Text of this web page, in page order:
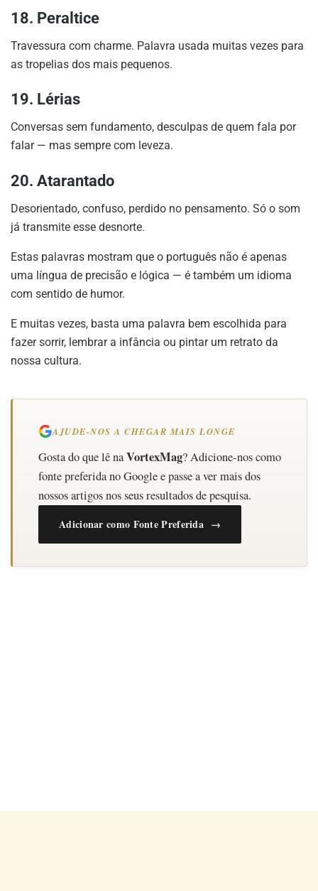
18. Peraltice
Travessura com charme. Palavra usada muitas vezes para
as tropelias dos mais pequenos.
19. Lérias
Conversas sem fundamento, desculpas de quem fala por
falar — mas sempre com leveza.
20. Atarantado
Desorientado, confuso, perdido no pensamento. Só o som
já transmite esse desnorte.
Estas palavras mostram que o português não é apenas
uma língua de precisão e lógica — é também um idioma
com sentido de humor.
E muitas vezes, basta uma palavra bem escolhida para
fazer sorrir, lembrar a infância ou pintar um retrato da
nossa cultura.
AJUDE-NOS A CHEGAR MAIS LONGE
Gosta do que lê naVortexMag? Adicione-nos como
fonte preferida no Google e passe a ver mais dos
nossos artigos nos seus resultados de pesquisa.
Adicionar como Fonte Preferida →